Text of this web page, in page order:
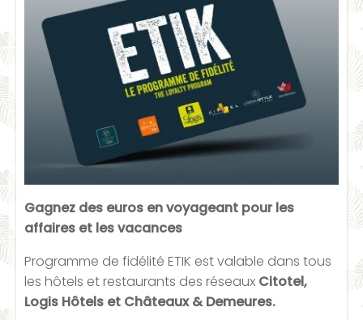
Gagnez des euros en voyageant pour les
affaires et les vacances
Programme de fidélité ETIK est valable dans tous
les hôtels et restaurants des réseaux Citotel,
Logis Hôtels et Châteaux & Demeures.